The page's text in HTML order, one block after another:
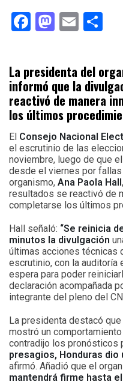
Facebook
Email
La presidenta del
informó que la
reactivó de manera
los últimos
El Consejo Nacional
el escrutinio de las
noviembre, luego de que
desde el viernes por
organismo, Ana Paola Hall
resultados se reactivó de
completarse los últimos
Hall señaló: “Se reinicia
minutos la divulgación
últimas acciones técnicas
escrutinio, con la auditoría
espera para poder
declaración acompañada
integrante del pleno del
La presidenta destacó
mostró un
contradijo los pronósticos
presagios, Honduras dio
afirmó. Añadió que el
mantendrá firme hasta